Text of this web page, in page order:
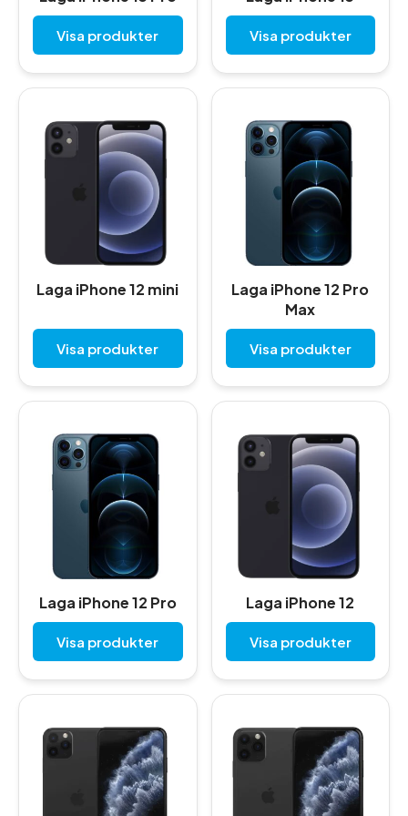
Visa produkter Visa produkter
Laga iPhone 12 mini
Visa produkter
Laga iPhone 12 Pro
Max
Visa produkter
Laga iPhone 12 Pro
Visa produkter
Laga iPhone 12
Visa produkter